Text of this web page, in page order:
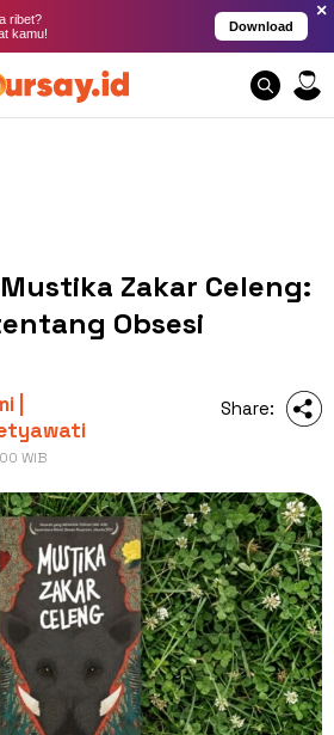
ribet?
kamu!
Download
×
Zakar Celeng:
Obsesi
|
WIB
Share: